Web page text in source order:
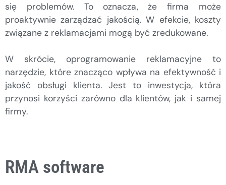
się problemów. To oznacza, że firma może
proaktywnie zarządzać jakością. W efekcie, koszty
związane z reklamacjami mogą być zredukowane.
W skrócie, oprogramowanie reklamacyjne to
narzędzie, które znacząco wpływa na efektywność i
jakość obsługi klienta. Jest to inwestycja, która
przynosi korzyści zarówno dla klientów, jak i samej
firmy.
RMA software